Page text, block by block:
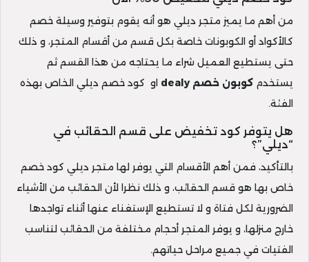
من أهم ما يميز متجر ديلي هو أنه يقوم بتوفير وسيلة خصم
كالأكواد أو الكوبونات خاصة بكل قسم من أقسام المتجر، و ذلك
حتى يستطيع العميل شراء ما يحتاجه من هذا القسم ثم
يستخدم كوبون خصم dealy
او كود خصم ديلي الخاص بهذه
الفئة.
هل يتوفر كود تخفيض على قسم الحقائب في
“ديلي”؟
بالتأكيد، فمن أهم الأقسام التي يوفر لها متجر ديلي كود خصم
خاص بها هو قسم الحقائب، و ذلك نظرا لأن الحقائب من الأشياء
الضرورية لكل فتاة و لا تستطيع الإستغناء عنها أثناء تواجدها
خارج منزلها، و يوفر المتجر أحجام مختلفة من الحقائب لتناسب
الفتيات في جميع مراحل حياتهم.